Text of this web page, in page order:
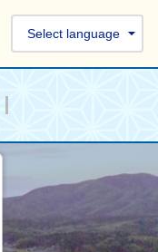
Select language
目的の情報を探